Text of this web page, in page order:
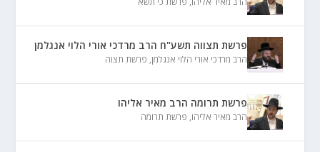
פרשת תצווה תשע"ח הרב מרדכי אורי הלוי אנגלמן
הרב מרדכי אורי הלוי אנגלמן, פרשת תצוה
פרשת תרומה הרב מאיר אליהו
הרב מאיר אליהו, פרשת תרומה